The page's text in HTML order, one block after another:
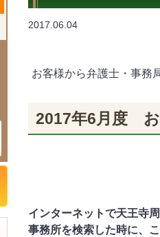
2017.06.04
お客様から弁護士・事務
2017年6月度
インターネットで天王寺
事務所を検索した時に、